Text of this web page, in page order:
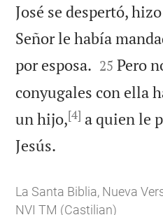
José se despertó,
Señor le había
por esposa. 

25 Pero
conyugales con ella
un hijo,[4] a quien le
Jesús.
La Santa Biblia, Nueva
NVI TM (Castilian)